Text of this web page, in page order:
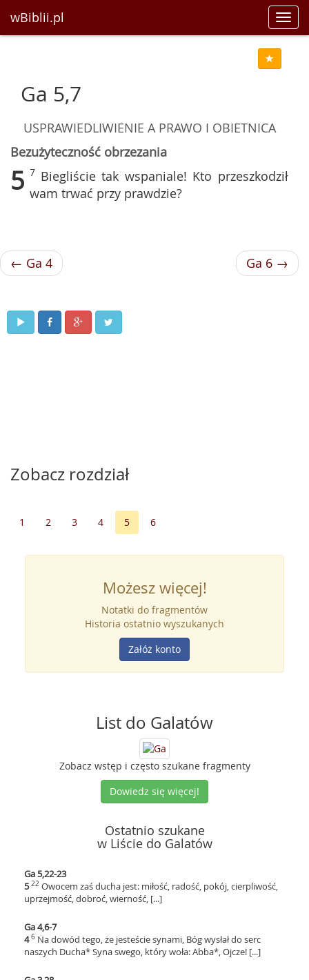
wBiblii.pl
Ga 5,7
USPRAWIEDLIWIENIE A PRAWO I OBIETNICA
Bezużyteczność obrzezania
5 7 Biegliście tak wspaniale! Kto przeszkodził
wam trwać przy prawdzie?
← Ga 4 Ga 6 →
Zobacz rozdział
1 2 3 4 5 6
Możesz więcej!
Notatki do fragmentów
Historia ostatnio wyszukanych
Załóż konto
List do Galatów
Zobacz wstęp i często szukane fragmenty
Dowiedz się więcej!
Ostatnio szukane
w Liście do Galatów
Ga 5,22-23
5 22 Owocem zaś ducha jest: miłość, radość, pokój, cierpliwość,
uprzejmość, dobroć, wierność, [...]
Ga 4,6-7
4 6 Na dowód tego, że jesteście synami, Bóg wysłał do serc
naszych Ducha* Syna swego, który woła: Abba*, Ojcze! [...]